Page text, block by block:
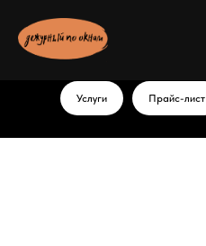
Услуги Прайс-лист